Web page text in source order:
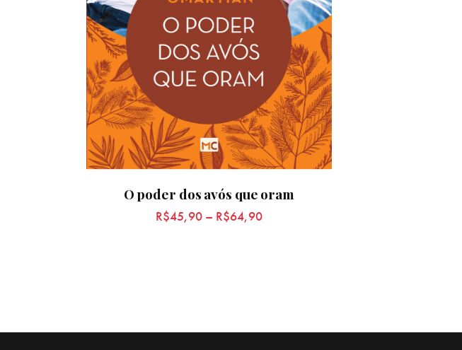
O poder dos avós que oram
R$45,90– R$64,90